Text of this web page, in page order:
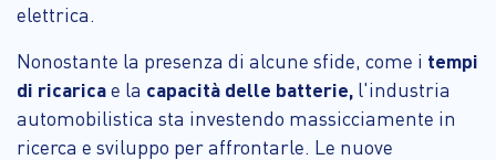
elettrica.
Nonostante la presenza di alcune sfide, come i tempi
di ricaricae la capacità delle batterie, l'industria
automobilistica sta investendo massicciamente in
ricerca e sviluppo per affrontarle. Le nuove